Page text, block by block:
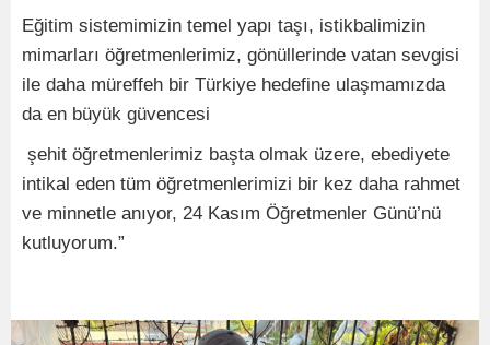
Eğitim sistemimizin temel yapı taşı, istikbalimizin
mimarları öğretmenlerimiz, gönüllerinde vatan sevgisi
ile daha müreffeh bir Türkiye hedefine ulaşmamızda
da en büyük güvencesi
şehit öğretmenlerimiz başta olmak üzere, ebediyete
intikal eden tüm öğretmenlerimizi bir kez daha rahmet
ve minnetle anıyor, 24 Kasım Öğretmenler Günü’nü
kutluyorum.”